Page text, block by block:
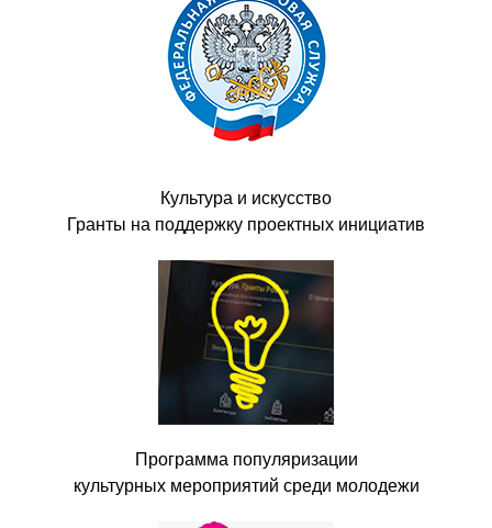
Культура и искусство
Гранты на поддержку проектных инициатив
Программа популяризации
культурных мероприятий среди молодежи